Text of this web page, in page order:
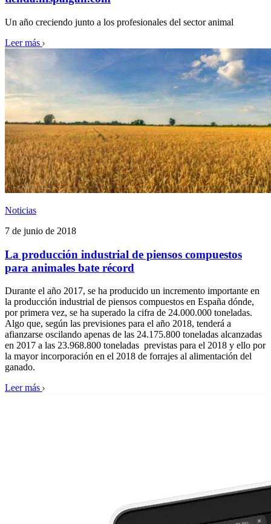
Un año creciendo junto a los profesionales del sector animal
Leer más
Noticias
7 de junio de 2018
La producción industrial de piensos compuestos
para animales bate récord
Durante el año 2017, se ha producido un incremento importante en
la producción industrial de piensos compuestos en España dónde,
por primera vez, se ha superado la cifra de 24.000.000 toneladas.
Algo que, según las previsiones para el año 2018, tenderá a
afianzarse oscilando apenas de las 24.175.800 toneladas alcanzadas
en 2017 a las 23.968.800 toneladas previstas para el 2018 y ello por
la mayor incorporación en el 2018 de forrajes al alimentación del
ganado.
Leer más